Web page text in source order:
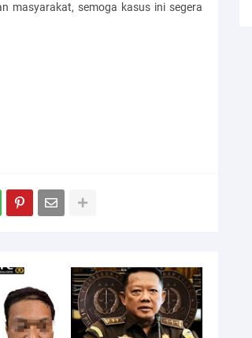
masyarakat, semoga kasus ini segera